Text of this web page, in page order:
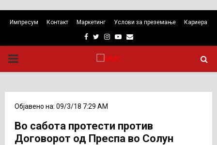
Импресум Контакт Маркетинг Услови за преземање Кариера
Facebook
TwitterInstagram
Youtube
Email
PRIMARY
Објавено на: 09/3/18 7:29 AM
Во сабота протести против
Договорот од Преспа во Солун